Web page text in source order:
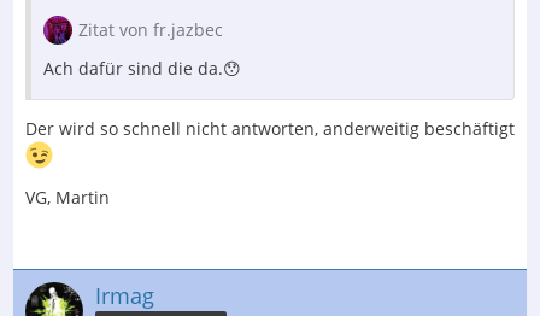
Zitat von fr.jazbec
Ach dafür sind die da.😯
Der wird so schnell nicht antworten, anderweitig beschäftigt
VG, Martin
Irmag